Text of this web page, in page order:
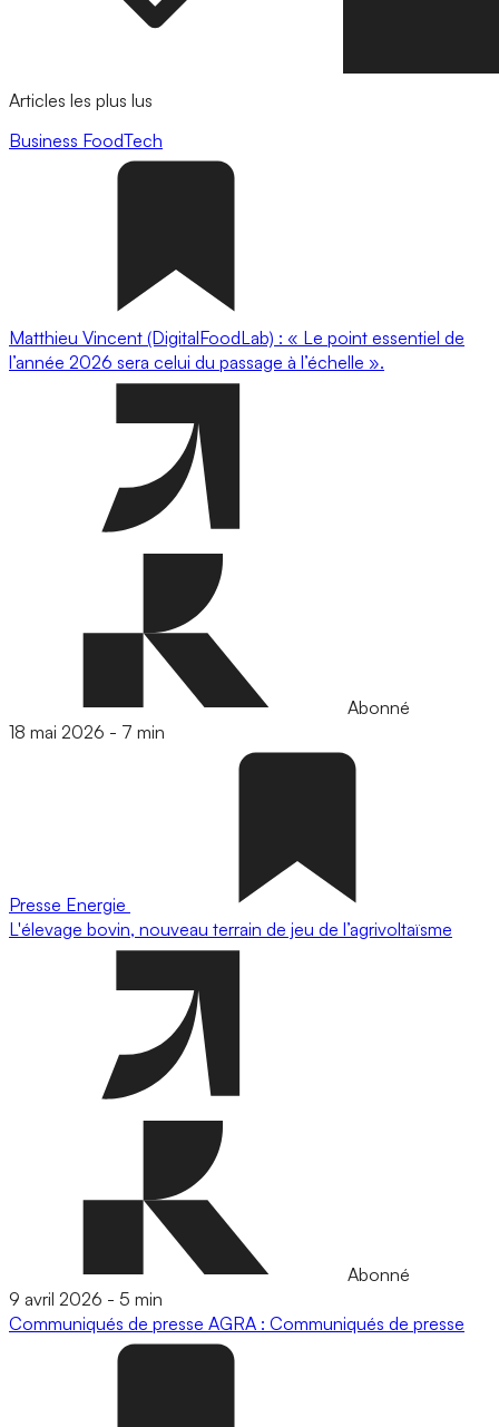
Articles les plus lus
Business FoodTech
Matthieu Vincent (DigitalFoodLab) : « Le point essentiel de
l’année 2026 sera celui du passage à l’échelle ».
Abonné
18 mai 2026 - 7 min
Presse Energie
L'élevage bovin, nouveau terrain de jeu de l’agrivoltaïsme
Abonné
9 avril 2026 - 5 min
Communiqués de presse AGRA : Communiqués de presse